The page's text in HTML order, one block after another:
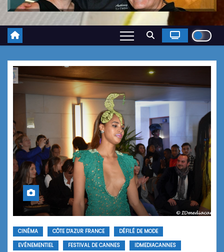
CINÉMA CÔTE D'AZUR FRANCE
DÉFILÉ DE MODE
EVÉNEMENTIEL
FESTIVAL DE CANNES
IDMEDIACANNES